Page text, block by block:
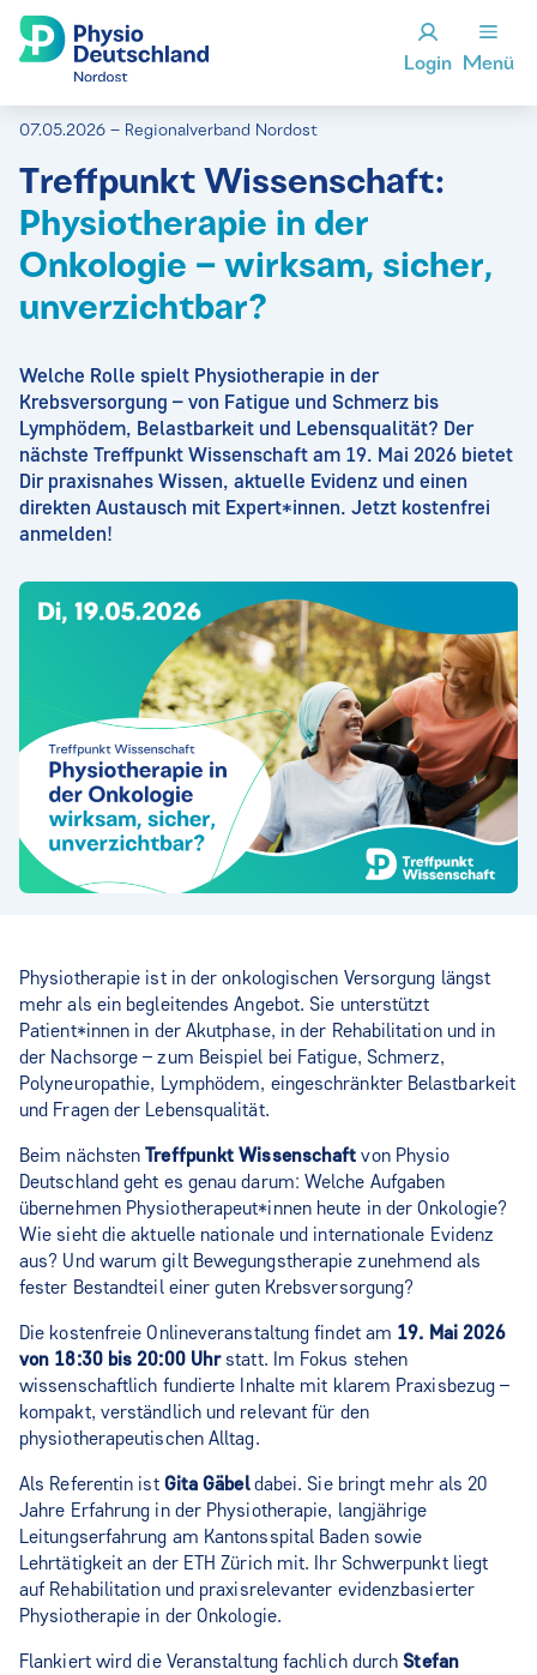
Login Menü
07.05.2026 – Regionalverband Nordost
Treffpunkt Wissenschaft:
Physiotherapie in der
Onkologie – wirksam, sicher,
unverzichtbar?
Welche Rolle spielt Physiotherapie in der
Krebsversorgung – von Fatigue und Schmerz bis
Lymphödem, Belastbarkeit und Lebensqualität? Der
nächste Treffpunkt Wissenschaft am 19. Mai 2026 bietet
Dir praxisnahes Wissen, aktuelle Evidenz und einen
direkten Austausch mit Expert*innen. Jetzt kostenfrei
anmelden!
Physiotherapie ist in der onkologischen Versorgung längst
mehr als ein begleitendes Angebot. Sie unterstützt
Patient*innen in der Akutphase, in der Rehabilitation und in
der Nachsorge – zum Beispiel bei Fatigue, Schmerz,
Polyneuropathie, Lymphödem, eingeschränkter Belastbarkeit
und Fragen der Lebensqualität.
Beim nächstenTreffpunkt Wissenschaft von Physio
Deutschland geht es genau darum: Welche Aufgaben
übernehmen Physiotherapeut*innen heute in der Onkologie?
Wie sieht die aktuelle nationale und internationale Evidenz
aus? Und warum gilt Bewegungstherapie zunehmend als
fester Bestandteil einer guten Krebsversorgung?
Die kostenfreie Onlineveranstaltung findet am 19. Mai 2026
von 18:30 bis 20:00 Uhrstatt. Im Fokus stehen
wissenschaftlich fundierte Inhalte mit klarem Praxisbezug –
kompakt, verständlich und relevant für den
physiotherapeutischen Alltag.
Als Referentin ist Gita Gäbeldabei. Sie bringt mehr als 20
Jahre Erfahrung in der Physiotherapie, langjährige
Leitungserfahrung am Kantonsspital Baden sowie
Lehrtätigkeit an der ETH Zürich mit. Ihr Schwerpunkt liegt
auf Rehabilitation und praxisrelevanter evidenzbasierter
Physiotherapie in der Onkologie.
Flankiert wird die Veranstaltung fachlich durchStefan